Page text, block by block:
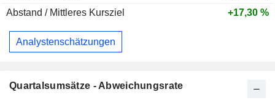
Abstand / Mittleres Kursziel
+17,30 %
Analystenschätzungen
Quartalsumsätze - Abweichungsrate